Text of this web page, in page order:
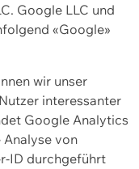
Google LLC und
«Google»
wir unser
interessanter
Google Analytics
von
ID durchgeführt